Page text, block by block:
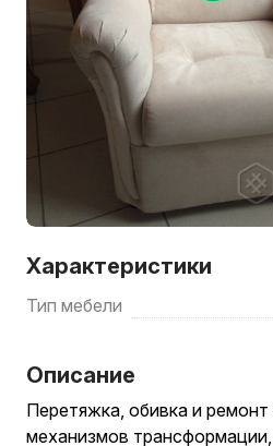
Характеристики
Тип мебели
Описание
Перетяжка, обивка и
механизмов